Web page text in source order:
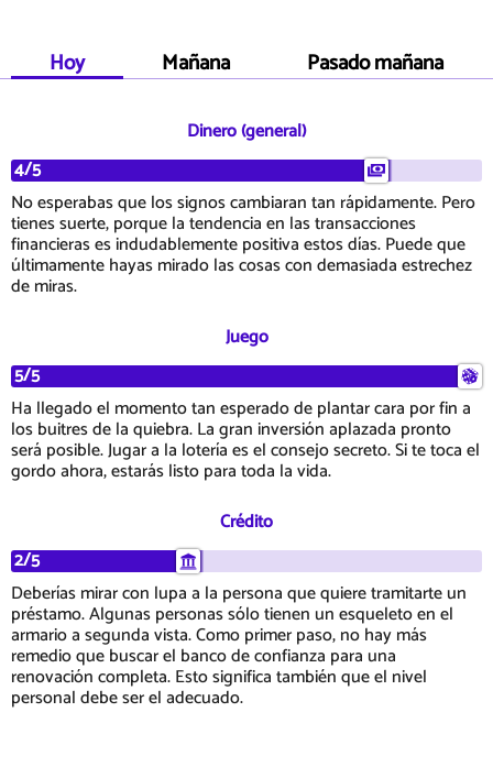
Hoy Mañana Pasado mañana
Dinero (general)
4/5
No esperabas que los signos cambiaran tan rápidamente. Pero
tienes suerte, porque la tendencia en las transacciones
financieras es indudablemente positiva estos días. Puede que
últimamente hayas mirado las cosas con demasiada estrechez
de miras.
Juego
5/5
Ha llegado el momento tan esperado de plantar cara por fin a
los buitres de la quiebra. La gran inversión aplazada pronto
será posible. Jugar a la lotería es el consejo secreto. Si te toca el
gordo ahora, estarás listo para toda la vida.
Crédito
2/5
Deberías mirar con lupa a la persona que quiere tramitarte un
préstamo. Algunas personas sólo tienen un esqueleto en el
armario a segunda vista. Como primer paso, no hay más
remedio que buscar el banco de confianza para una
renovación completa. Esto significa también que el nivel
personal debe ser el adecuado.